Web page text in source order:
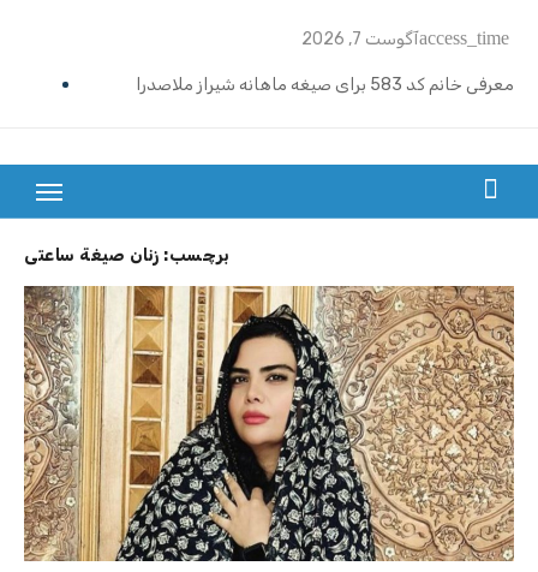
content
access_timeآگوست 7, 2026
معرفی خانم کد 583 برای صیغه ماهانه شیراز ملاصدرا
ازدواج موقت ماهیانه رامسر | خانم کد 591
ازدواج موقت ماهیانه اصفهان | معرفی خانم کد 589
معرفی خانم کد 588 برای ازدواج موقت ماهیانه کرج در مهرشهر
معرفی خانم کد 587 برای ازدواج موقت ماهیانه در یزد
معرفی خانم کد 586 برای ازدواج موقت ماهیانه قزوین
معرفی خانم کد 585 برای ازدواج موقت ماهیانه در نوشهر
معرفی خانم کد 584 برای صیغه ماهانه زنجان و ازدواج موقت
بزرگترین سایت صیغه یابی از سراسر ایران
برچسب: زنان صیغة ساعتی